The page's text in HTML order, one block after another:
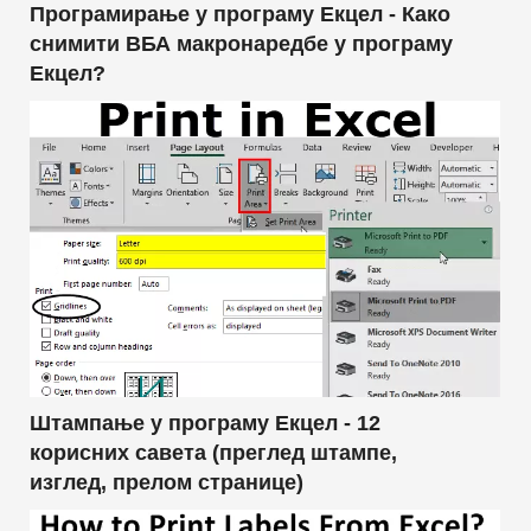
Програмирање у програму Екцел - Како
снимити ВБА макронаредбе у програму
Екцел?
Штампање у програму Екцел - 12
корисних савета (преглед штампе,
изглед, прелом странице)